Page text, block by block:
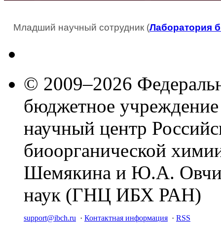
Младший научный сотрудник (Лаборатория
© 2009–2026
бюджетное
научный центр
биоорганической
Шемякина и Ю.А.
наук (ГНЦ ИБХ РАН)
support@ibch.ru · Контактная информация · RSS